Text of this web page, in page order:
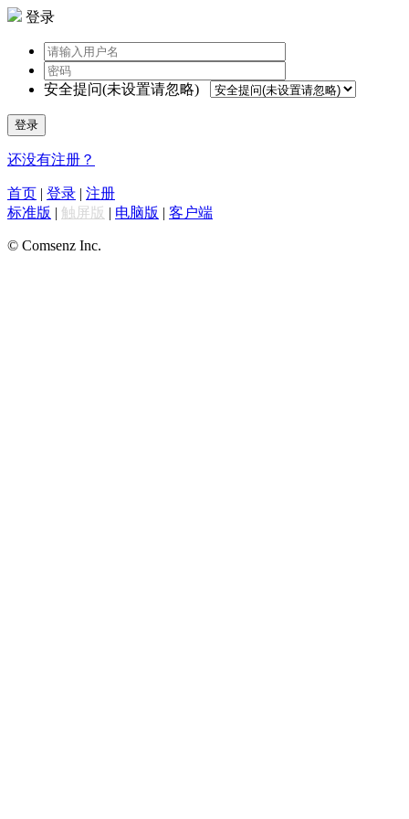
登录
安全提问(未设置请忽略)
登录
还没有注册？
首页 | 登录 | 注册
标准版 | 触屏版 | 电脑版 | 客户端
© Comsenz Inc.